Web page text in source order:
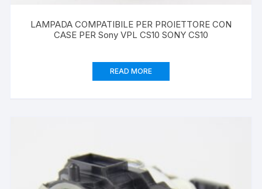
LAMPADA COMPATIBILE PER PROIETTORE CON
CASE PER Sony VPL CS10 SONY CS10
READ MORE